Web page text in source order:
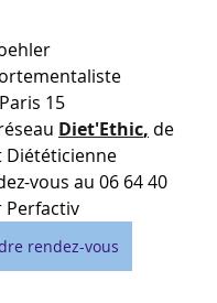
15
Diet'Ethic, de
Diététicienne
vous au 06 64 40
Perfactiv
rendez-vous